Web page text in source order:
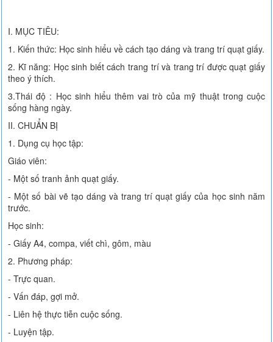
I. MỤC TIÊU:
1. Kiến thức: Học sinh hiểu về cách tạo dáng và trang trí quạt giấy.
2. Kĩ năng: Học sinh biết cách trang trí và trang trí được quạt giấy
theo ý thích.
3.Thái độ : Học sinh hiểu thêm vai trò của mỹ thuật trong cuộc
sống hàng ngày.
II. CHUẨN BỊ
1. Dụng cụ học tập:
Giáo viên:
- Một số tranh ảnh quạt giấy.
- Một số bài vẽ tạo dáng và trang trí quạt giấy của học sinh năm
trước.
Học sinh:
- Giấy A4, compa, viết chì, gôm, màu
2. Phương pháp:
- Trực quan.
- Vấn đáp, gợi mở.
- Liên hệ thực tiễn cuộc sống.
- Luyện tập.